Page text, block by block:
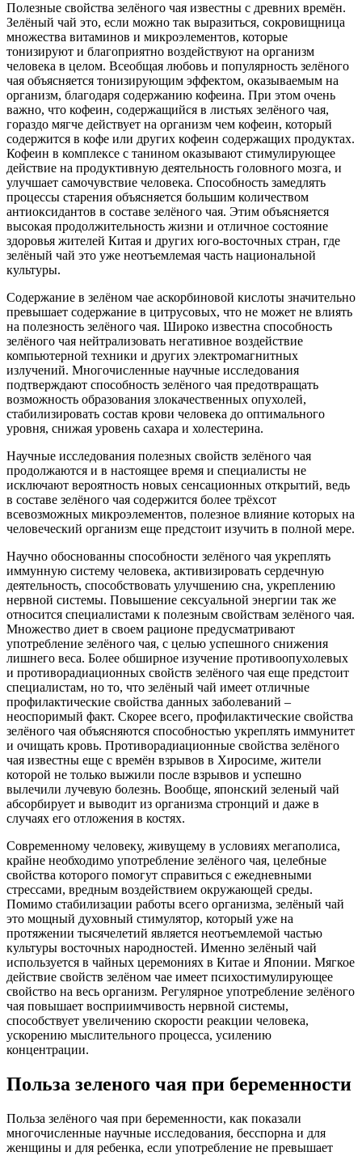
Полезные свойства зелёного чая известны с древних времён.
Зелёный чай это, если можно так выразиться, сокровищница
множества витаминов и микроэлементов, которые
тонизируют и благоприятно воздействуют на организм
человека в целом. Всеобщая любовь и популярность зелёного
чая объясняется тонизирующим эффектом, оказываемым на
организм, благодаря содержанию кофеина. При этом очень
важно, что кофеин, содержащийся в листьях зелёного чая,
гораздо мягче действует на организм чем кофеин, который
содержится в кофе или других кофеин содержащих продуктах.
Кофеин в комплексе с танином оказывают стимулирующее
действие на продуктивную деятельность головного мозга, и
улучшает самочувствие человека. Способность замедлять
процессы старения объясняется большим количеством
антиоксидантов в составе зелёного чая. Этим объясняется
высокая продолжительность жизни и отличное состояние
здоровья жителей Китая и других юго-восточных стран, где
зелёный чай это уже неотъемлемая часть национальной
культуры.
Содержание в зелёном чае аскорбиновой кислоты значительно
превышает содержание в цитрусовых, что не может не влиять
на полезность зелёного чая. Широко известна способность
зелёного чая нейтрализовать негативное воздействие
компьютерной техники и других электромагнитных
излучений. Многочисленные научные исследования
подтверждают способность зелёного чая предотвращать
возможность образования злокачественных опухолей,
стабилизировать состав крови человека до оптимального
уровня, снижая уровень сахара и холестерина.
Научные исследования полезных свойств зелёного чая
продолжаются и в настоящее время и специалисты не
исключают вероятность новых сенсационных открытий, ведь
в составе зелёного чая содержится более трёхсот
всевозможных микроэлементов, полезное влияние которых на
человеческий организм еще предстоит изучить в полной мере.
Научно обоснованны способности зелёного чая укреплять
иммунную систему человека, активизировать сердечную
деятельность, способствовать улучшению сна, укреплению
нервной системы. Повышение сексуальной энергии так же
относится специалистами к полезным свойствам зелёного чая.
Множество диет в своем рационе предусматривают
употребление зелёного чая, с целью успешного снижения
лишнего веса. Более обширное изучение противоопухолевых
и противорадиационных свойств зелёного чая еще предстоит
специалистам, но то, что зелёный чай имеет отличные
профилактические свойства данных заболеваний –
неоспоримый факт. Скорее всего, профилактические свойства
зелёного чая объясняются способностью укреплять иммунитет
и очищать кровь. Противорадиационные свойства зелёного
чая известны еще с времён взрывов в Хиросиме, жители
которой не только выжили после взрывов и успешно
вылечили лучевую болезнь. Вообще, японский зеленый чай
абсорбирует и выводит из организма стронций и даже в
случаях его отложения в костях.
Современному человеку, живущему в условиях мегаполиса,
крайне необходимо употребление зелёного чая, целебные
свойства которого помогут справиться с ежедневными
стрессами, вредным воздействием окружающей среды.
Помимо стабилизации работы всего организма, зелёный чай
это мощный духовный стимулятор, который уже на
протяжении тысячелетий является неотъемлемой частью
культуры восточных народностей. Именно зелёный чай
используется в чайных церемониях в Китае и Японии. Мягкое
действие свойств зелёном чае имеет психостимулирующее
свойство на весь организм. Регулярное употребление зелёного
чая повышает восприимчивость нервной системы,
способствует увеличению скорости реакции человека,
ускорению мыслительного процесса, усилению
концентрации.
Польза зеленого чая при беременности
Польза зелёного чая при беременности, как показали
многочисленные научные исследования, бесспорна и для
женщины и для ребенка, если употребление не превышает